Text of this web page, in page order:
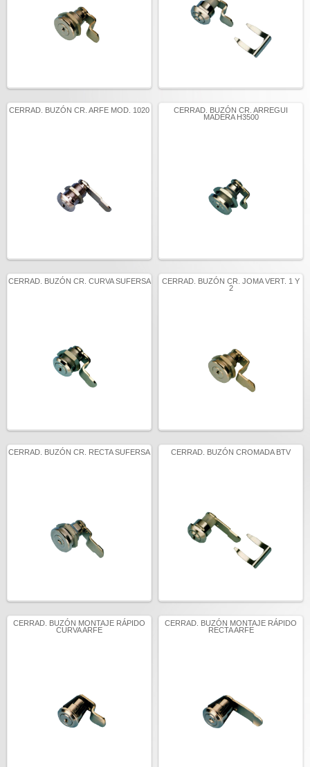
CERRAD. BUZÓN CR. ARFE MOD. 1020
CERRAD. BUZÓN CR. ARREGUI
MADERA H3500
CERRAD. BUZÓN CR. CURVA SUFERSA
CERRAD. BUZÓN CR. JOMA VERT. 1 Y
2
CERRAD. BUZÓN CR. RECTA SUFERSA CERRAD. BUZÓN CROMADA BTV
CERRAD. BUZÓN MONTAJE RÁPIDO
CURVA ARFE
CERRAD. BUZÓN MONTAJE RÁPIDO
RECTA ARFE